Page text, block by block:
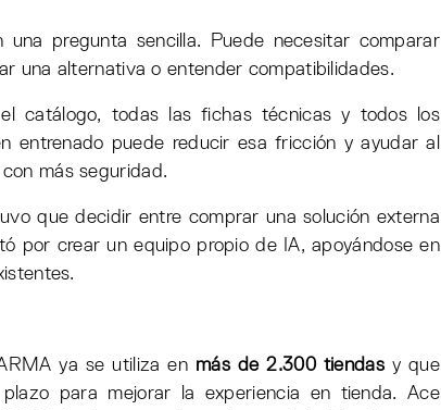
pregunta sencilla. Puede necesitar comparar
una alternativa o entender compatibilidades.
catálogo, todas las fichas técnicas y todos los
entrenado puede reducir esa fricción y ayudar al
más seguridad.
que decidir entre comprar una solución externa
por crear un equipo propio de IA, apoyándose en
ya se utiliza en más de 2.300 tiendasy que
para mejorar la experiencia en tienda. Ace